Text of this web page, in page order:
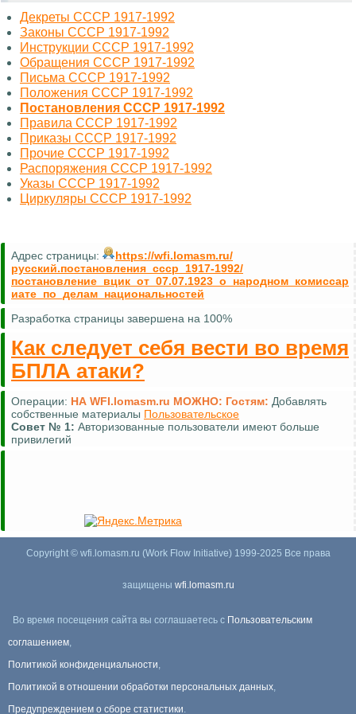
Декреты СССР 1917-1992
Законы СССР 1917-1992
Инструкции СССР 1917-1992
Обращения СССР 1917-1992
Письма СССР 1917-1992
Положения СССР 1917-1992
Постановления СССР 1917-1992
Правила СССР 1917-1992
Приказы СССР 1917-1992
Прочие СССР 1917-1992
Распоряжения СССР 1917-1992
Указы СССР 1917-1992
Циркуляры СССР 1917-1992
Адрес страницы:
https://wfi.lomasm.ru/
русский.постановления_ссср_1917-1992/
постановление_вцик_от_07.07.1923_о_народном_комиссар
иате_по_делам_национальностей
Разработка страницы завершена на 100%
Как следует себя вести во время
БПЛА атаки?
Операции: НА WFI.lomasm.ru МОЖНО: Гостям: Добавлять
собственные материалы Пользовательское
Совет № 1: Авторизованные пользователи имеют больше
привилегий
Copyright © wfi.lomasm.ru (Work Flow Initiative) 1999-2025 Все права
защищены wfi.lomasm.ru
Во время посещения сайта вы соглашаетесь с Пользовательским
соглашением,
Политикой конфиденциальности,
Политикой в отношении обработки персональных данных,
Предупреждением о сборе статистики.